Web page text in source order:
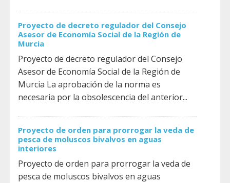
Proyecto de decreto regulador del Consejo
Asesor de Economía Social de la Región de
Murcia
Proyecto de decreto regulador del Consejo
Asesor de Economía Social de la Región de
Murcia La aprobación de la norma es
necesaria por la obsolescencia del anterior...
Proyecto de orden para prorrogar la veda de
pesca de moluscos bivalvos en aguas
interiores
Proyecto de orden para prorrogar la veda de
pesca de moluscos bivalvos en aguas